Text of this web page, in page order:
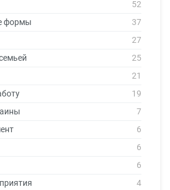
52
формы
37
27
25
21
19
7
6
6
6
4